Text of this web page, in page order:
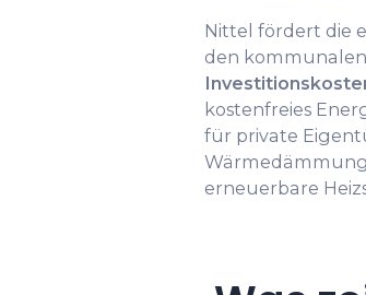
Nittel fördert die
den
kostenfreies
für private
erneuerbare